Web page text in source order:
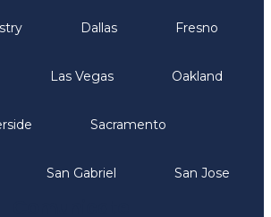
Dallas Fresno
Las Vegas Oakland
Sacramento
San Gabriel San Jose